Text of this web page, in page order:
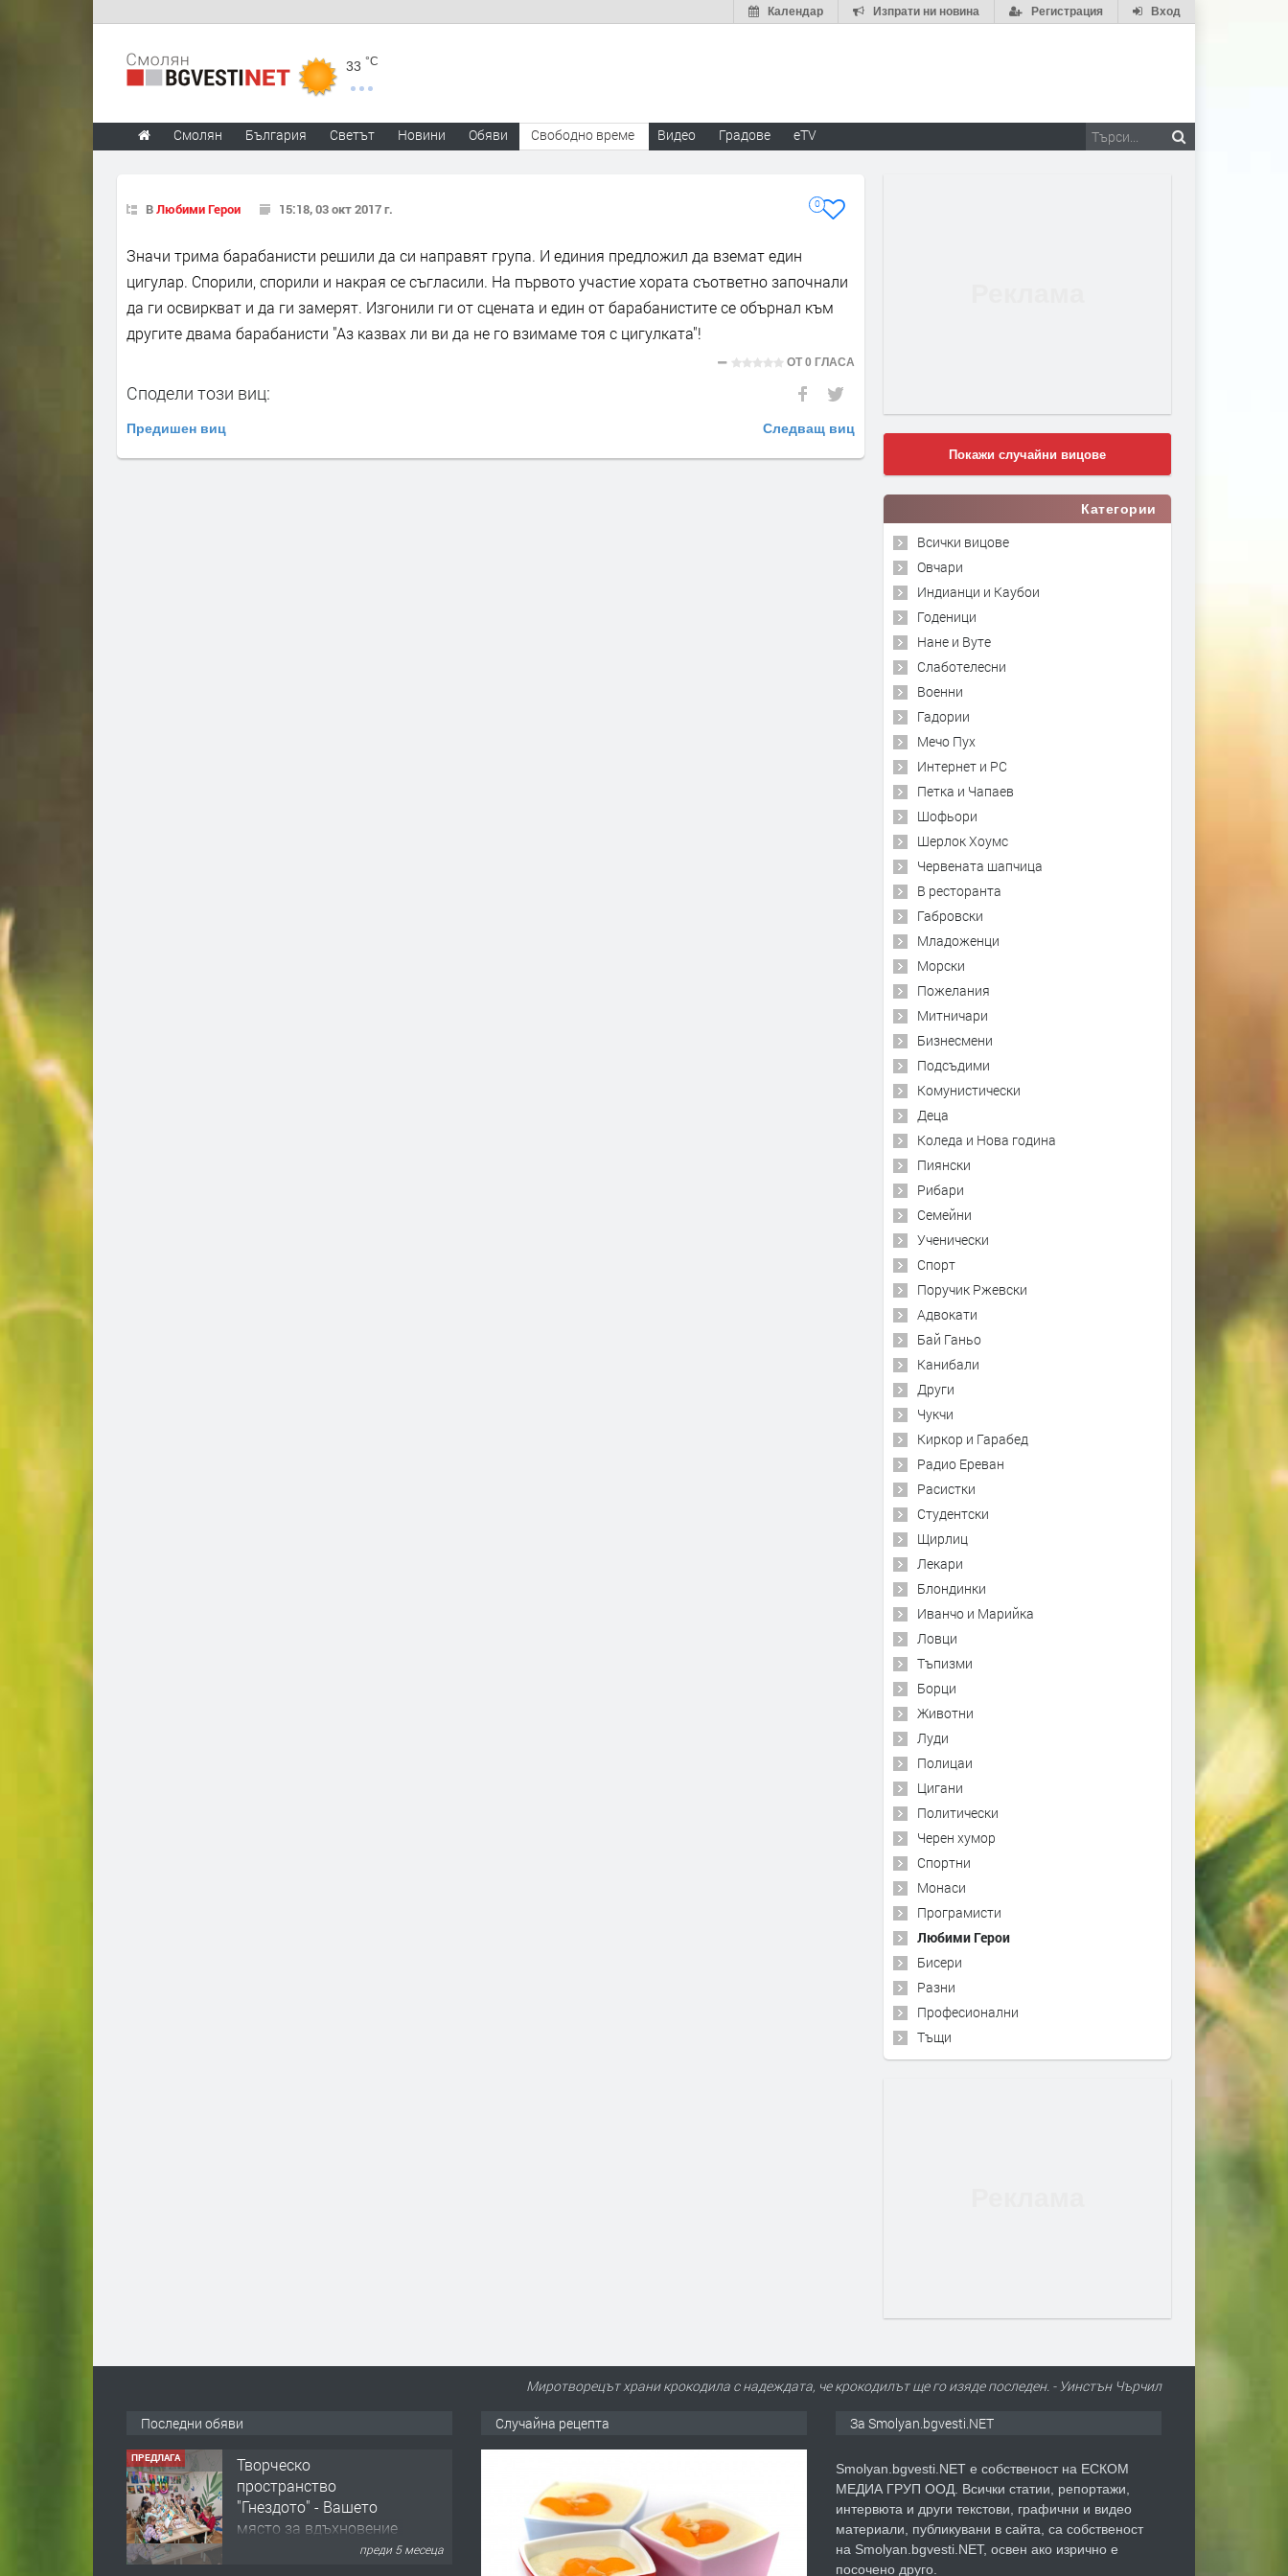
Вход
Регистрация
Изпрати ни новина
Календар
33 °C
Смолян България Светът Новини Обяви Свободно време Видео Градове eTV
ВЛюбими Герои 15:18, 03 окт 2017 г. 0
Значи трима барабанисти решили да си направят група. И единия предложил да вземат един
цигулар. Спорили, спорили и накрая се съгласили. На първото участие хората съответно започнали
да ги освиркват и да ги замерят. Изгонили ги от сцената и един от барабанистите се обърнал към
другите двама барабанисти "Аз казвах ли ви да не го взимаме тоя с цигулката"!
ОТ0 ГЛАСА
Сподели този виц:
Предишен виц Следващ виц
Покажи случайни вицове
Категории
Всички вицове
Овчари
Индианци и Каубои
Годеници
Нане и Вуте
Слаботелесни
Военни
Гадории
Мечо Пух
Интернет и PC
Петка и Чапаев
Шофьори
Шерлок Хоумс
Червената шапчица
В ресторанта
Габровски
Младоженци
Морски
Пожелания
Митничари
Бизнесмени
Подсъдими
Комунистически
Деца
Коледа и Нова година
Пиянски
Рибари
Семейни
Ученически
Спорт
Поручик Ржевски
Адвокати
Бай Ганьо
Канибали
Други
Чукчи
Киркор и Гарабед
Радио Ереван
Расистки
Студентски
Щирлиц
Лекари
Блондинки
Иванчо и Марийка
Ловци
Тъпизми
Борци
Животни
Луди
Полицаи
Цигани
Политически
Черен хумор
Спортни
Монаси
Програмисти
Любими Герои
Бисери
Разни
Професионални
Тъщи
Миротворецът храни крокодила с надеждата, че крокодилът ще го изяде последен. - Уинстън Чърчил
Последни обяви
ПРЕДЛАГА
Творческо
пространство
"Гнездото" - Вашето
място за вдъхновение
преди 5 месеца
Случайна рецепта За Smolyan.bgvesti.NET
Smolyan.bgvesti.NET е собственост на ЕСКОМ
МЕДИА ГРУП ООД. Всички статии, репортажи,
интервюта и други текстови, графични и видео
материали, публикувани в сайта, са собственост
на Smolyan.bgvesti.NET, освен ако изрично е
посочено друго.